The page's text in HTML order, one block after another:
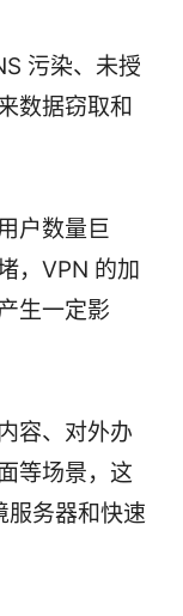
污染、未授
数据窃取和
户数量巨
，VPN 的加
生一定影
容、对外办
等场景，这
服务器和快速